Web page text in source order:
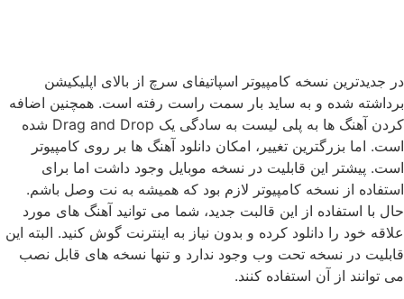
در جدیدترین نسخه کامپیوتر اسپاتیفای سرچ از بالای اپلیکیشن
برداشته شده و به ساید بار سمت راست رفته است. همچنین اضافه
کردن آهنگ ها به پلی لیست به سادگی یک Drag and Drop شده
است. اما بزرگترین تغییر، امکان دانلود آهنگ ها بر روی کامپیوتر
است. پیشتر این قابلیت در نسخه موبایل وجود داشت اما برای
استفاده از نسخه کامپیوتر لازم بود که همیشه به نت وصل باشم.
حال با استفاده از این قالبت جدید، شما می توانید آهنگ های مورد
علاقه خود را دانلود کرده و بدون نیاز به اینترنت گوش کنید. البته این
قابلیت در نسخه تحت وب وجود ندارد و تنها نسخه های قابل نصب
می توانند از آن استفاده کنند.